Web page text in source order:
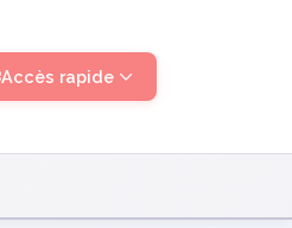
Accès rapide